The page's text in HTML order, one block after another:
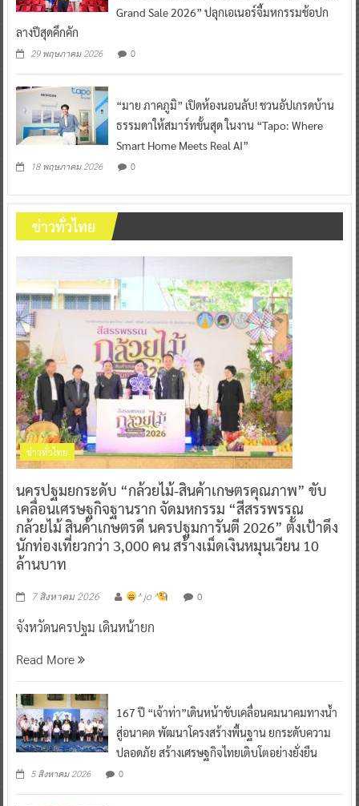
Grand Sale 2026” ปลุกเอเนอร์จี้มหกรรมช้อปก
ลางปีสุดคึกคัก
29 พฤษภาคม 2026 0
“มาย ภาคภูมิ” เปิดห้องนอนลับ! ชวนอัปเกรดบ้าน
ธรรมดาให้สมาร์ทขั้นสุด ในงาน “Tapo: Where
Smart Home Meets Real AI”
18 พฤษภาคม 2026 0
ข่าวทั่วไทย
ข่าวทั่วไทย
นครปฐมยกระดับ “กล้วยไม้-สินค้าเกษตรคุณภาพ” ขับ
เคลื่อนเศรษฐกิจฐานราก จัดมหกรรม “สีสรรพรรณ
กล้วยไม้ สินค้าเกษตรดี นครปฐมการันตี 2026” ตั้งเป้าดึง
นักท่องเที่ยวกว่า 3,000 คน สร้างเม็ดเงินหมุนเวียน 10
ล้านบาท
7 สิงหาคม 2026 ^ jo ^ 0
จังหวัดนครปฐม เดินหน้ายก
Read More
167 ปี “เจ้าท่า”เดินหน้าขับเคลื่อนคมนาคมทางน้ำ
สู่อนาคต พัฒนาโครงสร้างพื้นฐาน ยกระดับความ
ปลอดภัย สร้างเศรษฐกิจไทยเติบโตอย่างยั่งยืน
5 สิงหาคม 2026 0